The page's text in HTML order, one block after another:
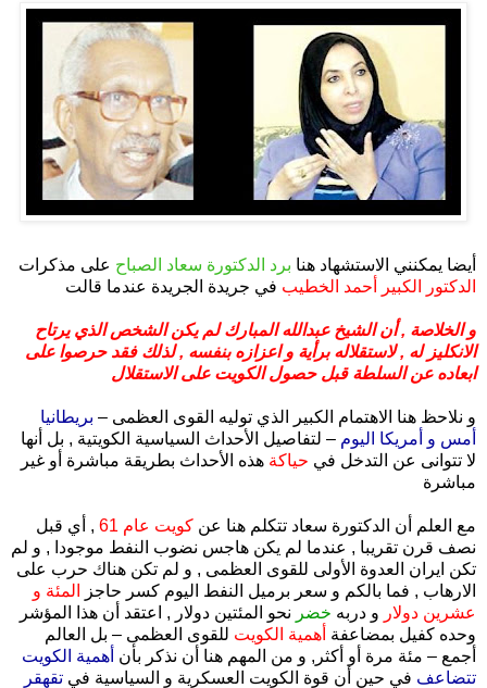
أيضا يمكنني الاستشهاد هنا برد الدكتورة سعاد الصباح على مذكرات
الدكتور الكبير أحمد الخطيب في جريدة الجريدة عندما قالت
و الخلاصة , أن الشيخ عبدالله المبارك لم يكن الشخص الذي يرتاح
الانكليز له , لاستقلاله برأية و اعزازه بنفسه , لذلك فقد حرصوا على
ابعاده عن السلطة قبل حصول الكويت على الاستقلال
و نلاحظ هنا الاهتمام الكبير الذي توليه القوى العظمى – بريطانيا
أمس و أمريكا اليوم – لتفاصيل الأحداث السياسية الكويتية , بل أنها
لا تتوانى عن التدخل في حياكة هذه الأحداث بطريقة مباشرة أو غير
مباشرة
مع العلم أن الدكتورة سعاد تتكلم هنا عن كويت عام 61
, أي قبل
نصف قرن تقريبا , عندما لم يكن هاجس نضوب النفط موجودا , و لم
تكن ايران العدوة الأولى للقوى العظمى , و لم تكن هناك حرب على
الارهاب , فما بالكم و سعر برميل النفط اليوم كسر حاجز
المئة و
عشرين دولار و دربه خضر نحو المئتين دولار , اعتقد أن هذا المؤشر
وحده كفيل بمضاعفة أهمية الكويت للقوى العظمى – بل العالم
أجمع – مئة مرة أو أكثر, و من المهم هنا أن نذكر بأن أهمية الكويت
تتضاعف في حين أن قوة الكويت العسكرية و السياسية في تقهقر